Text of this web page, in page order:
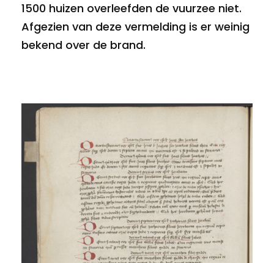
1500 huizen overleefden de vuurzee niet.
Afgezien van deze vermelding is er weinig
bekend over de brand.